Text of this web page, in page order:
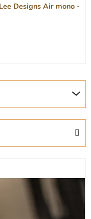
Designs Air mono -